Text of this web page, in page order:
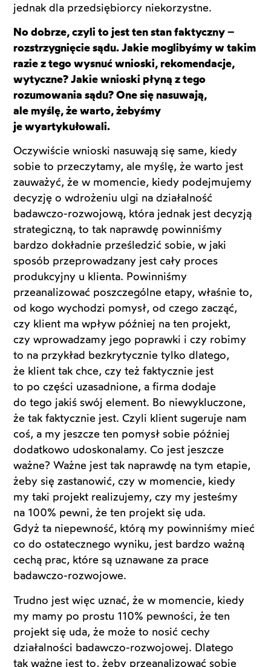
jednak dla przedsiębiorcy niekorzystne.
No dobrze, czyli to jest ten stan faktyczny –
rozstrzygnięcie sądu. Jakie moglibyśmy w takim
razie z tego wysnuć wnioski, rekomendacje,
wytyczne? Jakie wnioski płyną z tego
rozumowania sądu? One się nasuwają,
ale myślę, że warto, żebyśmy
je wyartykułowali.
Oczywiście wnioski nasuwają się same, kiedy
sobie to przeczytamy, ale myślę, że warto jest
zauważyć, że w momencie, kiedy podejmujemy
decyzję o wdrożeniu ulgi na działalność
badawczo-rozwojową, która jednak jest decyzją
strategiczną, to tak naprawdę powinniśmy
bardzo dokładnie prześledzić sobie, w jaki
sposób przeprowadzany jest cały proces
produkcyjny u klienta. Powinniśmy
przeanalizować poszczególne etapy, właśnie to,
od kogo wychodzi pomysł, od czego zacząć,
czy klient ma wpływ później na ten projekt,
czy wprowadzamy jego poprawki i czy robimy
to na przykład bezkrytycznie tylko dlatego,
że klient tak chce, czy też faktycznie jest
to po części uzasadnione, a firma dodaje
do tego jakiś swój element. Bo niewykluczone,
że tak faktycznie jest. Czyli klient sugeruje nam
coś, a my jeszcze ten pomysł sobie później
dodatkowo udoskonalamy. Co jest jeszcze
ważne? Ważne jest tak naprawdę na tym etapie,
żeby się zastanowić, czy w momencie, kiedy
my taki projekt realizujemy, czy my jesteśmy
na 100% pewni, że ten projekt się uda.
Gdyż ta niepewność, którą my powinniśmy mieć
co do ostatecznego wyniku, jest bardzo ważną
cechą prac, które są uznawane za prace
badawczo-rozwojowe.
Trudno jest więc uznać, że w momencie, kiedy
my mamy po prostu 110% pewności, że ten
projekt się uda, że może to nosić cechy
działalności badawczo-rozwojowej. Dlatego
tak ważne jest to, żeby przeanalizować sobie